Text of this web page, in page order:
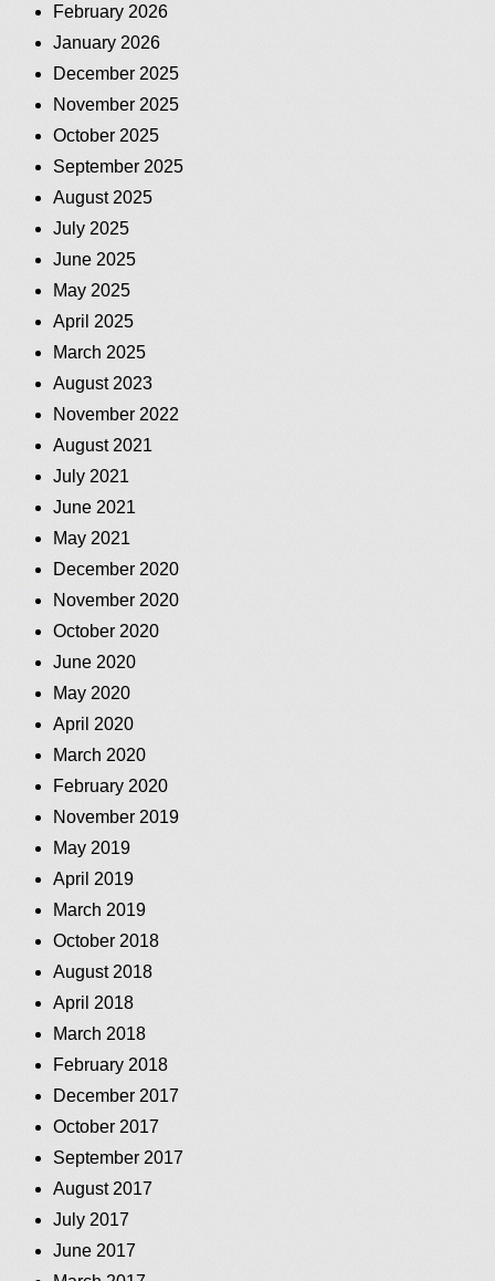
February 2026
January 2026
December 2025
November 2025
October 2025
September 2025
August 2025
July 2025
June 2025
May 2025
April 2025
March 2025
August 2023
November 2022
August 2021
July 2021
June 2021
May 2021
December 2020
November 2020
October 2020
June 2020
May 2020
April 2020
March 2020
February 2020
November 2019
May 2019
April 2019
March 2019
October 2018
August 2018
April 2018
March 2018
February 2018
December 2017
October 2017
September 2017
August 2017
July 2017
June 2017